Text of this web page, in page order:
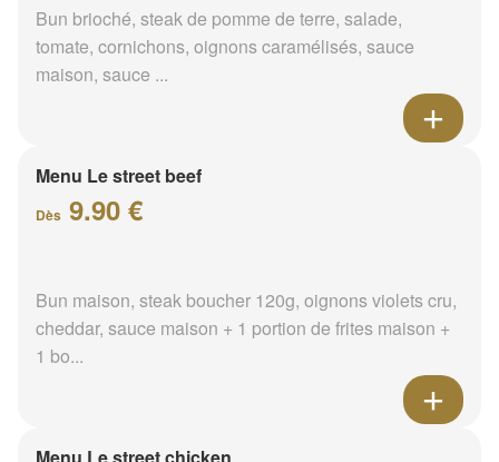
Bun brioché, steak de pomme de terre, salade,
tomate, cornichons, oignons caramélisés, sauce
maison, sauce ...
Menu Le street beef
Dès 9.90 €
Bun maison, steak boucher 120g, oignons violets cru,
cheddar, sauce maison + 1 portion de frites maison +
1 bo...